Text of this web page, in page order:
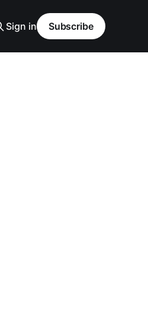
Sign in Subscribe